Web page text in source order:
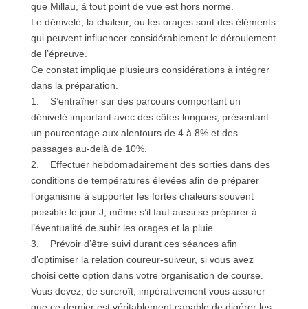
que Millau, à tout point de vue est hors norme.
Le dénivelé, la chaleur, ou les orages sont des éléments
qui peuvent influencer considérablement le déroulement
de l’épreuve.
Ce constat implique plusieurs considérations à intégrer
dans la préparation.
1. S’entraîner sur des parcours comportant un
dénivelé important avec des côtes longues, présentant
un pourcentage aux alentours de 4 à 8% et des
passages au-delà de 10%.
2. Effectuer hebdomadairement des sorties dans des
conditions de températures élevées afin de préparer
l’organisme à supporter les fortes chaleurs souvent
possible le jour J, même s’il faut aussi se préparer à
l’éventualité de subir les orages et la pluie.
3. Prévoir d’être suivi durant ces séances afin
d’optimiser la relation coureur-suiveur, si vous avez
choisi cette option dans votre organisation de course.
Vous devez, de surcroît, impérativement vous assurer